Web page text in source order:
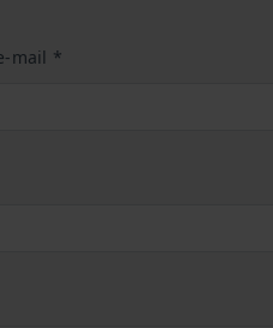
mail *